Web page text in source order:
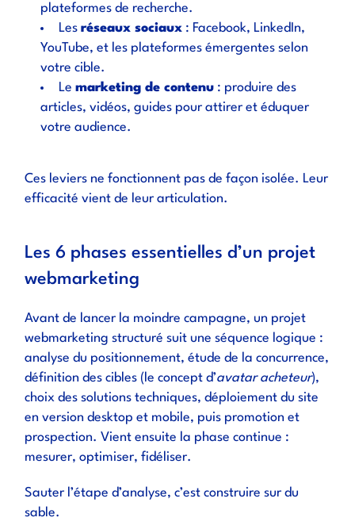
plateformes de recherche.
Lesréseaux sociaux : Facebook, LinkedIn,
YouTube, et les plateformes émergentes selon
votre cible.
Lemarketing de contenu : produire des
articles, vidéos, guides pour attirer et éduquer
votre audience.
Ces leviers ne fonctionnent pas de façon isolée. Leur
efficacité vient de leur articulation.
Les 6 phases essentielles d’un projet
webmarketing
Avant de lancer la moindre campagne, un projet
webmarketing structuré suit une séquence logique :
analyse du positionnement, étude de la concurrence,
définition des cibles (le concept d’avatar acheteur),
choix des solutions techniques, déploiement du site
en version desktop et mobile, puis promotion et
prospection. Vient ensuite la phase continue :
mesurer, optimiser, fidéliser.
Sauter l’étape d’analyse, c’est construire sur du
sable.